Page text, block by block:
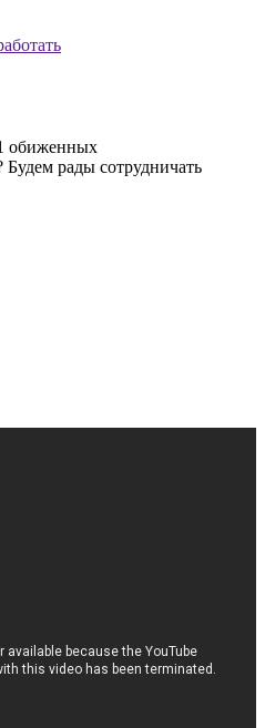
обиженных
рады сотрудничать